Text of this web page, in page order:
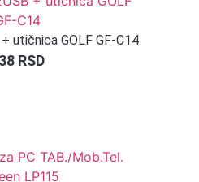
utičnica GOLF GF-C14
RSD